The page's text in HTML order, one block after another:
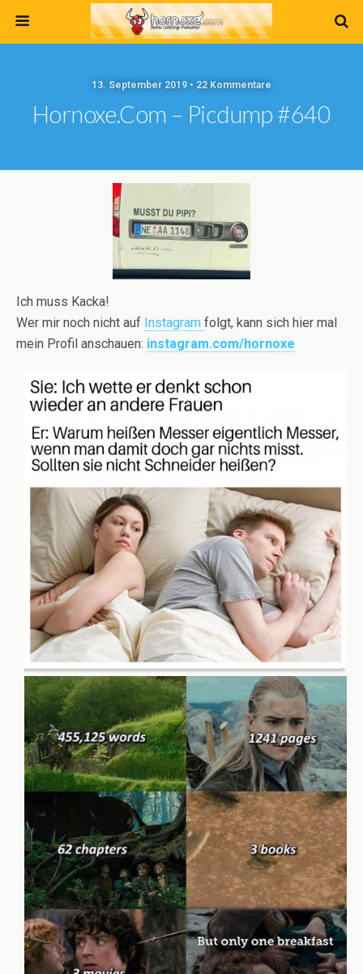
13. September 2019 • 22 Kommentare
Hornoxe.com – Picdump #640
Ich muss Kacka!
Wer mir noch nicht auf Instagram folgt, kann sich hier mal
mein Profil anschauen: instagram.com/hornoxe